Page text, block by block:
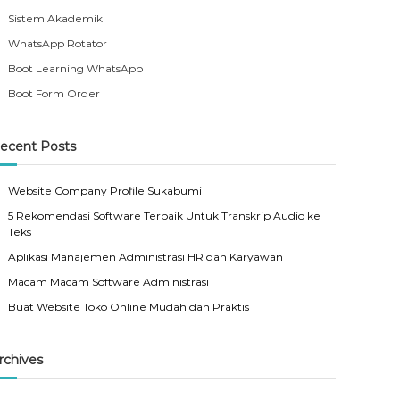
Sistem Akademik
WhatsApp Rotator
Boot Learning WhatsApp
Boot Form Order
Posts
Website Company Profile Sukabumi
5 Rekomendasi Software Terbaik Untuk Transkrip Audio ke
Teks
Aplikasi Manajemen Administrasi HR dan Karyawan
Macam Macam Software Administrasi
Buat Website Toko Online Mudah dan Praktis